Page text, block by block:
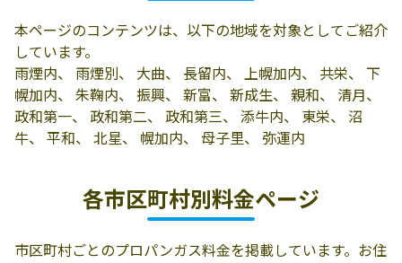
本ページのコンテンツは、以下の地域を対象としてご紹介
しています。
雨煙内、 雨煙別、 大曲、 長留内、 上幌加内、 共栄、 下
幌加内、 朱鞠内、 振興、 新富、 新成生、 親和、 清月、
政和第一、 政和第二、 政和第三、 添牛内、 東栄、 沼
牛、 平和、 北星、 幌加内、 母子里、 弥運内
各市区町村別料金ページ
市区町村ごとのプロパンガス料金を掲載しています。お住